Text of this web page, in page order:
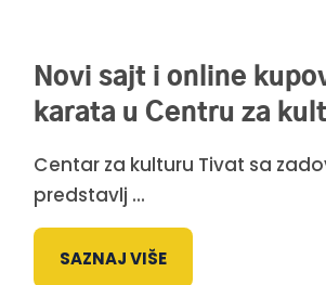
Novi sajt i online
karata u Centru za
Centar za kulturu Tivat sa
predstavlj ...
SAZNAJ VIŠE